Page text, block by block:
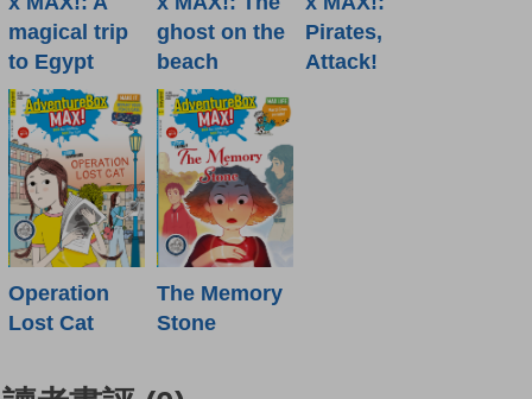
magical trip
to Egypt
ghost on the
beach
Pirates,
Attack!
Operation
Lost Cat
The Memory
Stone